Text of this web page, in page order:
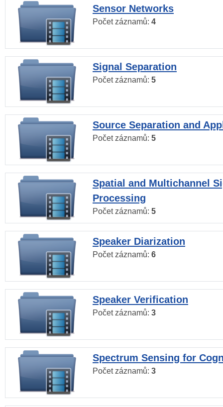
Sensor Networks
Počet záznamů: 4
Signal Separation
Počet záznamů: 5
Source Separation and
Počet záznamů: 5
Spatial and Multichannel
Processing
Počet záznamů: 5
Speaker Diarization
Počet záznamů: 6
Speaker Verification
Počet záznamů: 3
Spectrum Sensing for
Počet záznamů: 3